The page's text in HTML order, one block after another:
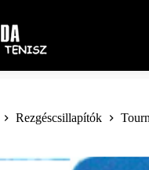
Rezgéscsillapítók